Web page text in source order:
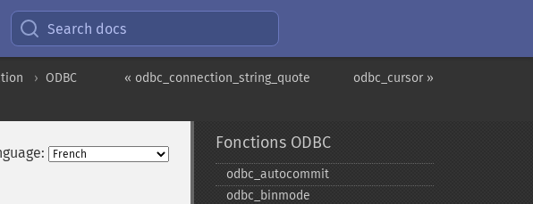
Search docs
odbc_cursor »
« odbc_connection_string_quote
ODBC
Fonctions ODBC
odbc_​autocommit
odbc_​binmode